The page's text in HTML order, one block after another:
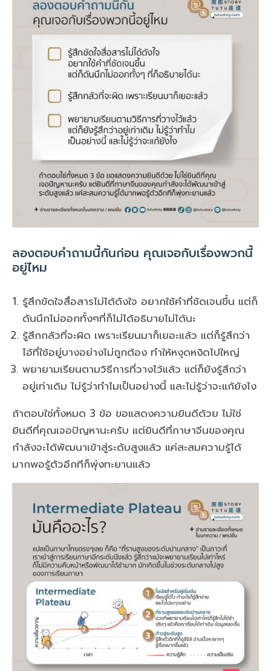
ลองตอบคำถามนี้กันก่อน คุณเจอกับเรื่องพวกนี้
อยู่ไหม
รู้สึกขัดใจสื่อสารไม่ได้ดังใจ อยากใช้คำที่ชัดเจนขึ้น แต่ก็
ดันนึกไม่ออกทั้งๆที่ก็ไม่ได้อธิบายไม่ได้นะ
รู้สึกกลัวที่จะผิด เพราะเรียนมาก็เยอะแล้ว แต่ก็รู้สึกว่า
ไอ้ที่ใช้อยู่บางอย่างไม่ถูกต้อง ทำให้หงุดหงิดไปใหญ่
พยายามเรียนตามวิธีการที่วางไว้แล้ว แต่ก็ยังรู้สึกว่า
อยู่เท่าเดิม ไม่รู้ว่าทำไมเป็นอย่างนี้ และไม่รู้ว่าจะแก้ยังไง
ถ้าตอบใช่ทั้งหมด 3 ข้อ ขอแสดงความยินดีด้วย ไม่ใช่
ยินดีที่คุณเจอปัญหานะครับ แต่ยินดีที่ภาษาจีนของคุณ
กำลังจะได้พัฒนาเข้าสู่ระดับสูงแล้ว แค่สะสมความรู้ได้
มากพอรู้ตัวอีกทีก็พุ่งทะยานแล้ว